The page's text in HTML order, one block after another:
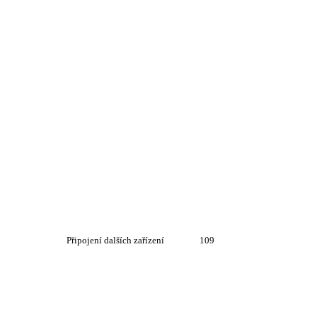
Připojení dalších zařízení 109